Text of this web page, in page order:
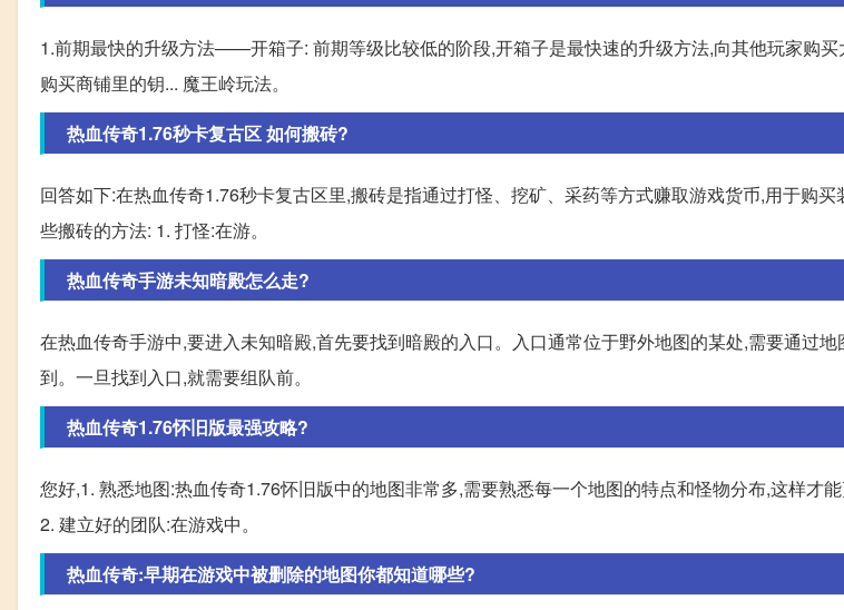
1.前期最快的升级方法——开箱子: 前期等级比较低的阶段,开箱子是最快速的升级方法,向其他玩家购
购买商铺里的钥... 魔王岭玩法。
热血传奇1.76秒卡复古区 如何搬砖?
回答如下:在热血传奇1.76秒卡复古区里,搬砖是指通过打怪、挖矿、采药等方式赚取游戏货币,用于购
些搬砖的方法: 1. 打怪:在游。
热血传奇手游未知暗殿怎么走?
在热血传奇手游中,要进入未知暗殿,首先要找到暗殿的入口。入口通常位于野外地图的某处,需要通过
到。一旦找到入口,就需要组队前。
热血传奇1.76怀旧版最强攻略?
您好,1. 熟悉地图:热血传奇1.76怀旧版中的地图非常多,需要熟悉每一个地图的特点和怪物分布,这样才能
2. 建立好的团队:在游戏中。
热血传奇:早期在游戏中被删除的地图你都知道哪些?